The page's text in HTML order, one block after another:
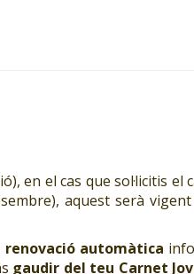
en el cas que sol·licitis
aquest serà
renovació automàtica
gaudir del teu Carnet